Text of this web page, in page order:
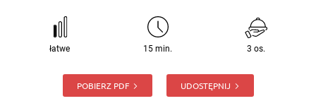
łatwe 15 min. 3 os.
POBIERZ PDF UDOSTĘPNIJ